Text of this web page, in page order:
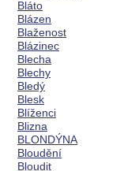
Bláto
Blázen
Blaženost
Blázinec
Blecha
Blechy
Bledý
Blesk
Blíženci
Blizna
BLONDÝNA
Bloudění
Bloudit